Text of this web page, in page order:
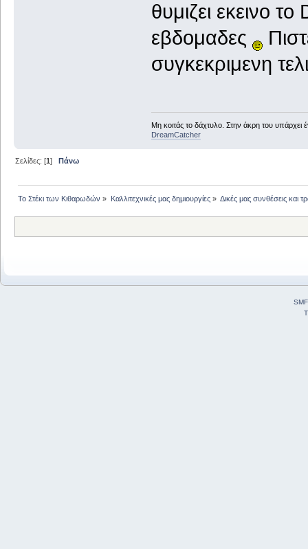
θυμιζει εκεινο
εβδομαδες
συγκεκριμενη
Μη κοιτάς το δάχτυλο. Στην άκρη του υπάρχει
DreamCatcher
Σελίδες: [1] Πάνω
Το Στέκι των Κιθαρωδών » Καλλιτεχνικές μας δημιουργίες» Δικές μας συνθέσεις και